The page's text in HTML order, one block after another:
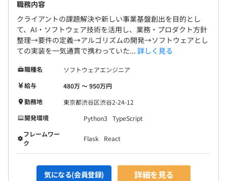
職務内容
クライアントの課題解決や新しい事業基盤創出を目的とし
て、AI・ソフトウェア技術を活用し、業務・プロダクト方針
整理→要件の定義→アルゴリズムの開発→ソフトウェアとし
ての実装を一気通貫で携わっていた... 詳しく見る
職種名
ソフトウェアエンジニア
給与
480万 〜 950万円
勤務地
東京都渋谷区渋谷2-24-12
開発環境
Python3
TypeScript
フレームワー
ク
Flask React
気になる(会員登録) 詳細を見る